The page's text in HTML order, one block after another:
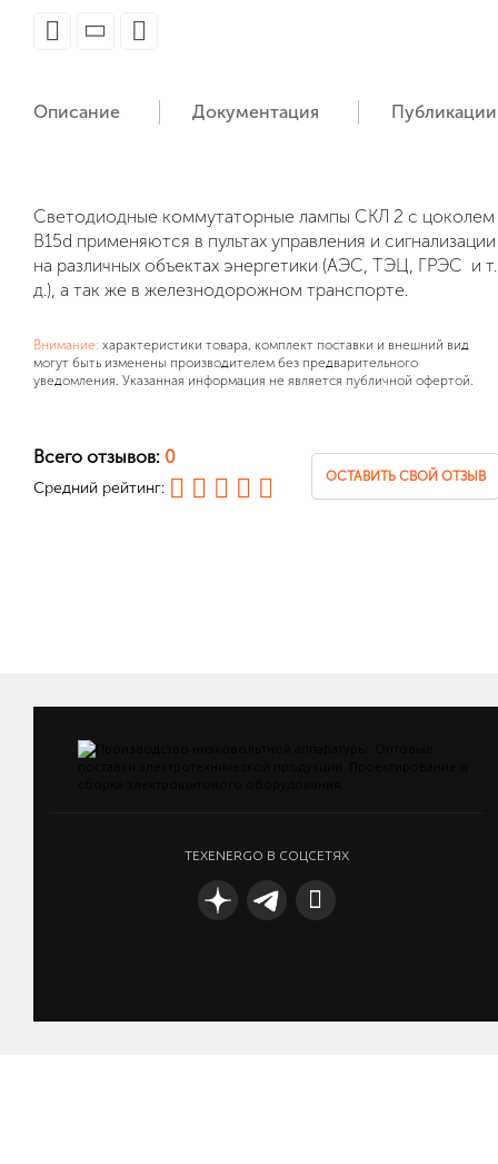
Описание Документация Публикации
Светодиодные коммутаторные лампы СКЛ 2 с цоколем
B15d применяются в пультах управления и сигнализации
на различных объектах энергетики (АЭС, ТЭЦ, ГРЭС и т.
д.), а так же в железнодорожном транспорте.
Внимание: характеристики товара, комплект поставки и внешний вид
могут быть изменены производителем без предварительного
уведомления. Указанная информация не является публичной офертой.
Всего отзывов: 0
Средний рейтинг:
ОСТАВИТЬ СВОЙ ОТЗЫВ
TEXENERGO В СОЦСЕТЯХ